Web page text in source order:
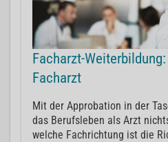
Facharzt-
Facharzt
Mit der Approbation in der
das Berufsleben als Arzt
welche Fachrichtung ist die